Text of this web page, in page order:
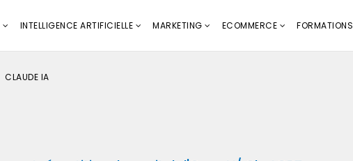
INTELLIGENCE ARTIFICIELLE MARKETING ECOMMERCE FORMATIONS
CLAUDE IA